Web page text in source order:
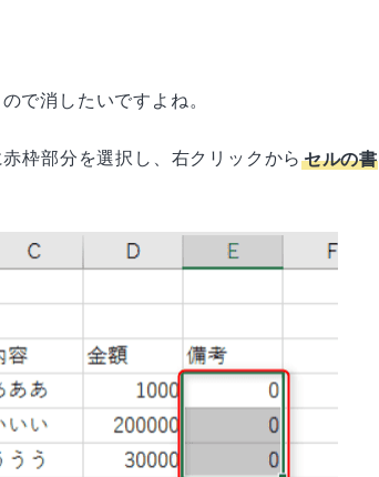
で消したいですよね。
枠部分を選択し、右クリックからセルの書